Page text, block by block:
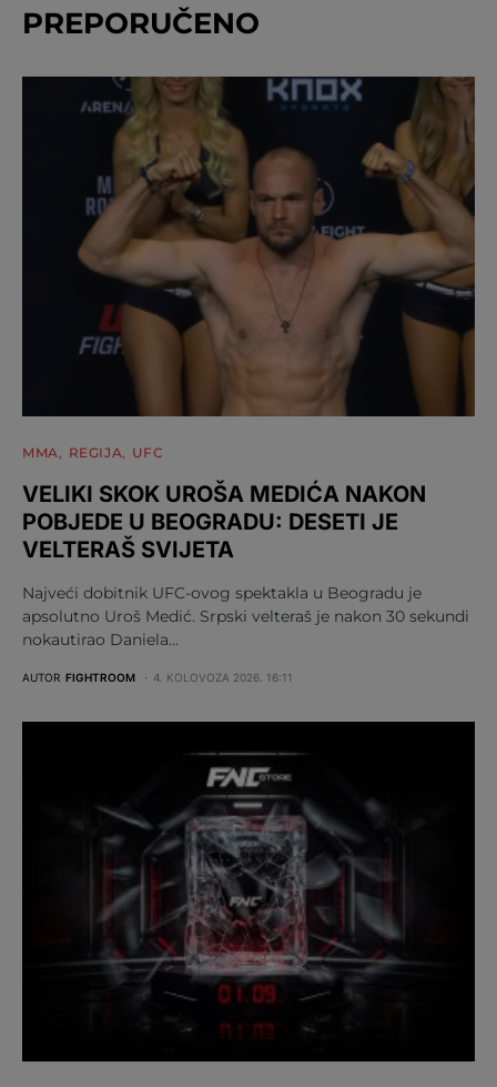
PREPORUČENO
MMA REGIJA UFC
VELIKI SKOK UROŠA MEDIĆA NAKON
POBJEDE U BEOGRADU: DESETI JE
VELTERAŠ SVIJETA
Najveći dobitnik UFC-ovog spektakla u Beogradu je
apsolutno Uroš Medić. Srpski velteraš je nakon 30 sekundi
nokautirao Daniela…
AUTOR FIGHTROOM 4. KOLOVOZA 2026. 16:11